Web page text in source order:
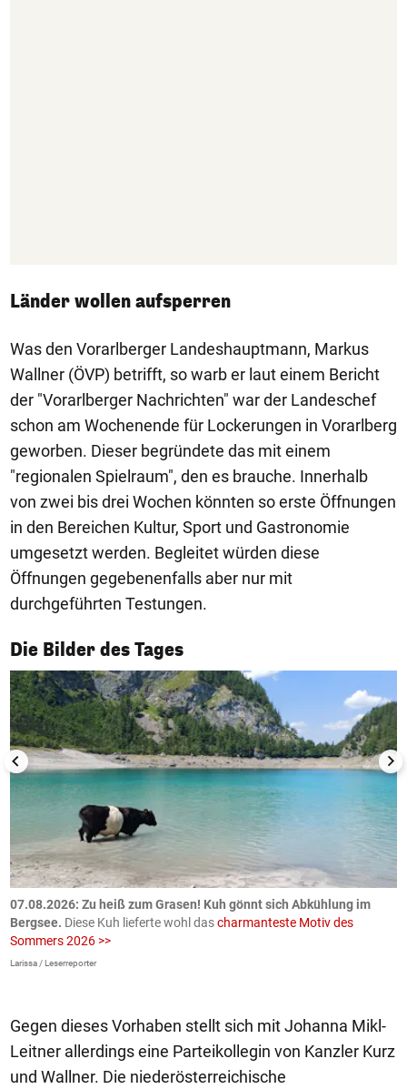
Länder wollen aufsperren
Was den Vorarlberger Landeshauptmann, Markus
Wallner (ÖVP) betrifft, so warb er laut einem Bericht
der "Vorarlberger Nachrichten" war der Landeschef
schon am Wochenende für Lockerungen in Vorarlberg
geworben. Dieser begründete das mit einem
"regionalen Spielraum", den es brauche. Innerhalb
von zwei bis drei Wochen könnten so erste Öffnungen
in den Bereichen Kultur, Sport und Gastronomie
umgesetzt werden. Begleitet würden diese
Öffnungen gegebenenfalls aber nur mit
durchgeführten Testungen.
Die Bilder des Tages
1/50
07.08.2026: Zu heiß zum Grasen! Kuh gönnt sich Abkühlung im
Bergsee. Diese Kuh lieferte wohl dascharmanteste Motiv des
Sommers 2026 >>
Larissa / Leserreporter
Gegen dieses Vorhaben stellt sich mit Johanna Mikl-
Leitner allerdings eine Parteikollegin von Kanzler Kurz
und Wallner. Die niederösterreichische